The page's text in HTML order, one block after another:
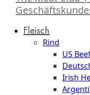
Fleisch
Rind
US
Irish